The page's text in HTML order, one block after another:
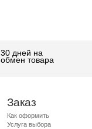
30 дней на
обмен товара
Заказ
Как оформить
Услуга выбора